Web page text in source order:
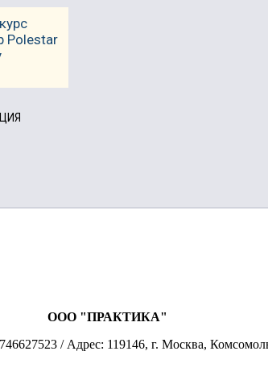
Polestar
ООО "ПРАКТИКА"
/ Адрес: 119146, г. Москва,